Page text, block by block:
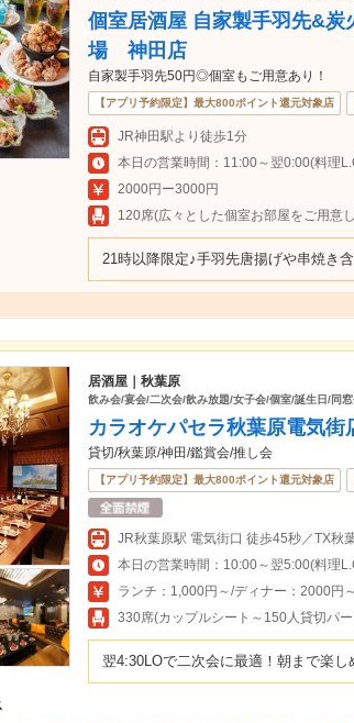
個室居酒屋 自家製手羽先&
場 神田店
自家製手羽先50円◎個室もご用意あり！
【アプリ予約限定】最大800ポイント還元対象店
JR神田駅より徒歩1分
本日の営業時間：11:00～翌0:00(料理
2000円ー3000円
120席(広々とした個室お部屋をご用意
21時以降限定♪手羽先唐揚げや串焼き
居酒屋｜秋葉原
飲み会/宴会/二次会/飲み放題/女子会/個室/誕生日/同
カラオケパセラ秋葉原電気街
貸切/秋葉原/神田/鑑賞会/推し会
【アプリ予約限定】最大800ポイント還元対象店
本日の営業時間：10:00～翌5:00(料理
ランチ：1,000円～/ディナー：2000円～
330席(カップルシート～150人貸切パ
翌4:30LOで二次会に最適！朝まで楽し